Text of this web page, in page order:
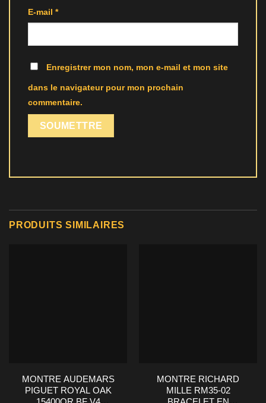
E-mail *
Enregistrer mon nom, mon e-mail et mon site
dans le navigateur pour mon prochain
commentaire.
PRODUITS SIMILAIRES
MONTRE AUDEMARS
PIGUET ROYAL OAK
MONTRE RICHARD
MILLE RM35-02